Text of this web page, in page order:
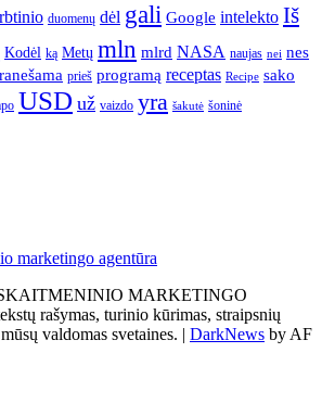
duomenų dėl gali Google intelekto Iš
Kodėl ką Metų mln mlrd NASA naujas nei nes
prieš programą receptas Recipe sako
USD už vaizdo yra šakutė šoninė
marketingo agentūra
MARKETINGO
rašymas, turinio kūrimas, straipsnių
valdomas svetaines. | DarkNews by AF